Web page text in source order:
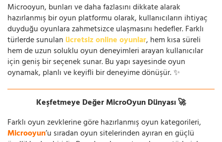
Microoyun, bunları ve daha fazlasını dikkate alarak
hazırlanmış bir oyun platformu olarak, kullanıcıların ihtiyaç
duyduğu oyunlara zahmetsizce ulaşmasını hedefler. Farklı
türlerde sunulan ücretsiz online oyunlar, hem kısa süreli
hem de uzun soluklu oyun deneyimleri arayan kullanıcılar
için geniş bir seçenek sunar. Bu yapı sayesinde oyun
oynamak, planlı ve keyifli bir deneyime dönüşür. ✨
Keşfetmeye Değer MicroOyun Dünyası 🚀
Farklı oyun zevklerine göre hazırlanmış oyun kategorileri,
Microoyun’u sıradan oyun sitelerinden ayıran en güçlü